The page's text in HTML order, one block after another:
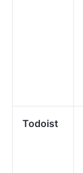
Todoist